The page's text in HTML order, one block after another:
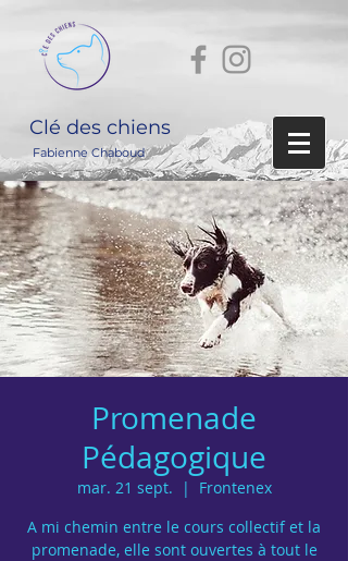
Clé des chiens
Fabienne Chaboud
Promenade
Pédagogique
mar. 21 sept.
  |
Frontenex
A mi chemin entre le cours collectif et la
promenade, elle sont ouvertes à tout le